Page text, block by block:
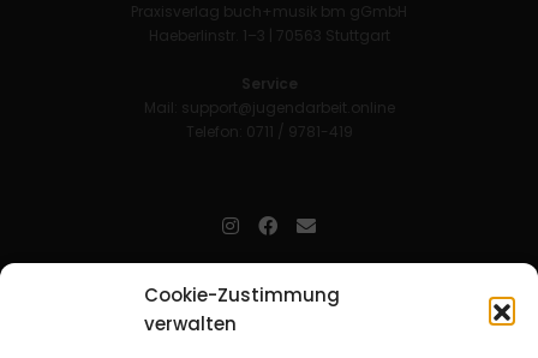
Cookie-Zustimmung
verwalten
Praxisverlag buch+musik bm gGmbH
Haeberlinstr. 1–3 | 70563 Stuttgart
Service
Mail: support@jugendarbeit.online
Telefon: 0711 / 9781-419
Mitarbeitende in der christlichen Kinder-, Jugend- und jungen
Erwachsenenarbeit. Aufjofindet man unkompliziert und schnell